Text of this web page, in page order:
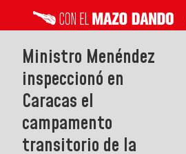
Ministro Menéndez
inspeccionó en
Caracas el
campamento
transitorio de la